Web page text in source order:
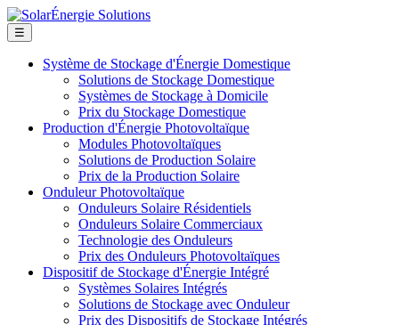
☰
Système de Stockage d'Énergie Domestique
Solutions de Stockage Domestique
Systèmes de Stockage à Domicile
Prix du Stockage Domestique
Production d'Énergie Photovoltaïque
Modules Photovoltaïques
Solutions de Production Solaire
Prix de la Production Solaire
Onduleur Photovoltaïque
Onduleurs Solaire Résidentiels
Onduleurs Solaire Commerciaux
Technologie des Onduleurs
Prix des Onduleurs Photovoltaïques
Dispositif de Stockage d'Énergie Intégré
Systèmes Solaires Intégrés
Solutions de Stockage avec Onduleur
Prix des Dispositifs de Stockage Intégrés